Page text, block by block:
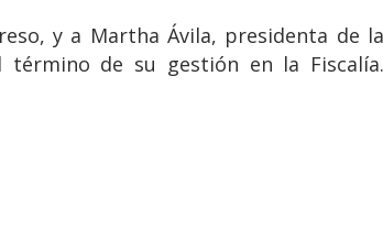
y a Martha Ávila, presidenta de la
término de su gestión en la Fiscalía.